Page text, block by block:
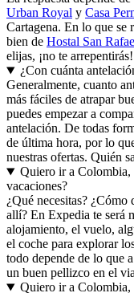
Urban Royal y Casa
Cartagena. En lo que se
bien de Hostal San
elijas, ¡no te arrepentirás!
¿Con cuánta
Generalmente, cuanto
más fáciles de atrapar
puedes empezar a
antelación. De todas
de última hora, por lo
nuestras ofertas. Quién
Quiero ir a Colombia,
vacaciones?
¿Qué necesitas? ¿Cómo
allí? En Expedia te será
alojamiento, el vuelo,
el coche para explorar
todo depende de lo que
un buen pellizco en el
Quiero ir a Colombia,